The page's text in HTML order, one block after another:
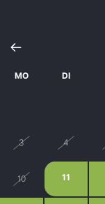
MO DI
3 4
10 11